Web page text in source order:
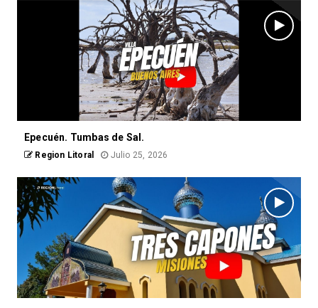
Epecuén. Tumbas de Sal.
Region Litoral Julio 25, 2026